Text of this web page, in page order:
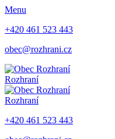
Menu
+420 461 523 443
obec@rozhrani.cz
Rozhraní
Rozhraní
+420 461 523 443